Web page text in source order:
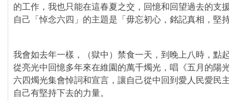
的工作，我也只能在這春夏之交，回憶和回望過去的支
自己「悼念六四」的主題是「毋忘初心，銘記真相，堅
我會如去年一樣，（獄中）禁食一天，到晚上八時，點
從亮光中回憶多年來在維園的萬千燭光，唱《五月的陽
六四燭光集會悼詞和宣言，讓自己從中回到愛人民愛民
自己有堅持下去的力量。